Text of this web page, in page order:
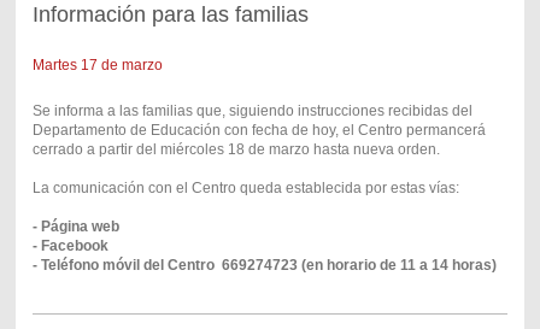
Información para las familias
Martes 17 de marzo
Se informa a las familias que, siguiendo instrucciones recibidas del
Departamento de Educación con fecha de hoy, el Centro permancerá
cerrado a partir del miércoles 18 de marzo hasta nueva orden.
La comunicación con el Centro queda establecida por estas vías:
- Página web
- Facebook
- Teléfono móvil del Centro 669274723 (en horario de 11 a 14 horas)